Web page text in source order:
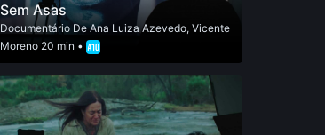
Sem Asas
Documentário DeAna Luiza Azevedo,Vicente
Moreno 20 min •